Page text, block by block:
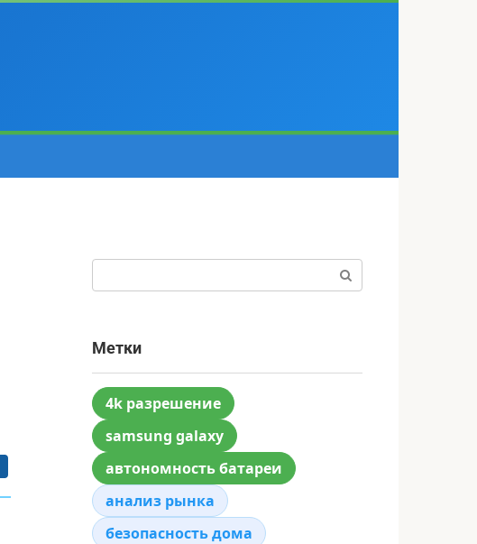
Метки
4k разрешение
samsung galaxy
автономность батареи
анализ рынка
безопасность дома